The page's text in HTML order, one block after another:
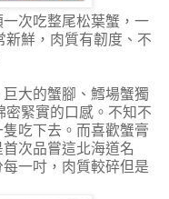
次吃整尾松葉蟹，一
鮮，肉質有韌度、不
大的蟹腳、鱈場蟹獨
緊實的口感。不知不
吃下去。而喜歡蟹膏
次品嘗這北海道名
一吋，肉質較碎但是